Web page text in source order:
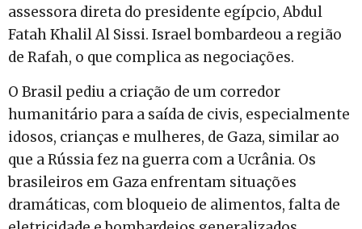
assessora direta do presidente egípcio, Abdul
Fatah Khalil Al Sissi. Israel bombardeou a região
de Rafah, o que complica as negociações.
O Brasil pediu a criação de um corredor
humanitário para a saída de civis, especialmente
idosos, crianças e mulheres, de Gaza, similar ao
que a Rússia fez na guerra com a Ucrânia. Os
brasileiros em Gaza enfrentam situações
dramáticas, com bloqueio de alimentos, falta de